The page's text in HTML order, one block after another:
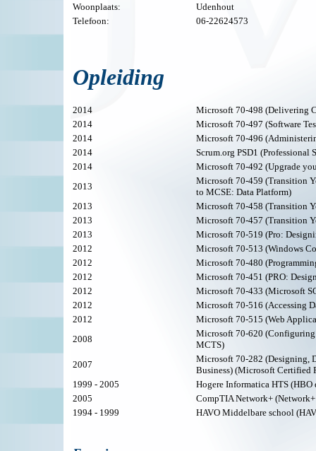
Woonplaats:
Udenhout
Telefoon:
06-22624573
Opleiding
2014
Microsoft 70-498 (Delivering
2014
Microsoft 70-497 (Software
2014
Microsoft 70-496
2014
Scrum.org PSD1 (Professional
2014
Microsoft 70-492 (Upgrade
2013
Microsoft 70-459 (Transition
to MCSE: Data Platform)
2013
Microsoft 70-458 (Transition
2013
Microsoft 70-457 (Transition
2013
Microsoft 70-519 (Pro:
2012
Microsoft 70-513 (Windows
2012
Microsoft 70-480
2012
Microsoft 70-451 (PRO:
2012
Microsoft 70-433 (Microsoft
2012
Microsoft 70-516 (Accessing
2012
Microsoft 70-515 (Web
2008
Microsoft 70-620
MCTS)
2007
Microsoft 70-282 (Designing,
Business) (Microsoft Certified
1999 - 2005
Hogere Informatica HTS (HBO
2005
CompTIA Network+
1994 - 1999
HAVO Middelbare school